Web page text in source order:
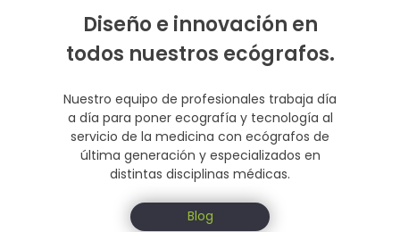
Diseño e innovación en
todos nuestros ecógrafos.
Nuestro equipo de profesionales trabaja día
a día para poner ecografía y tecnología al
servicio de la medicina con ecógrafos de
última generación y especializados en
distintas disciplinas médicas.
Blog